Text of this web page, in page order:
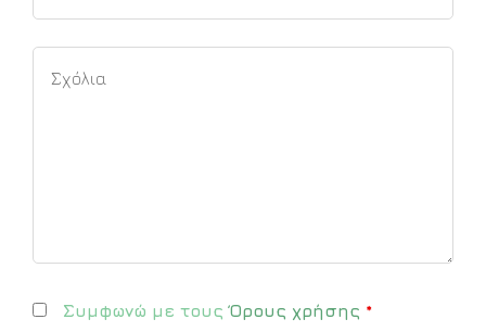
Συμφωνώ με τουςΌρους χρήσης *